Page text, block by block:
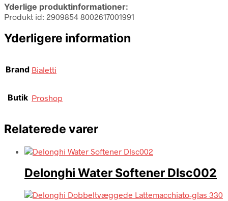
Yderlige produktinformationer:
Produkt id: 2909854 8002617001991
Yderligere information
Brand Bialetti
Butik Proshop
Relaterede varer
Delonghi Water Softener Dlsc002